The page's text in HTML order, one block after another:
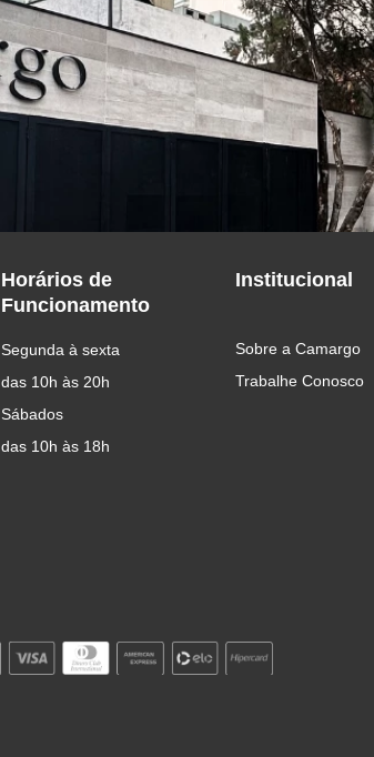
Horários de
Funcionamento
Segunda à sexta
das 10h às 20h
Sábados
das 10h às 18h
Institucional
Sobre a Camargo
Trabalhe Conosco